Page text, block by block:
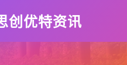
创优特资讯